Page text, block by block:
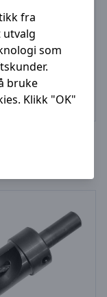
fra
utvalg
som
bruke
Klikk "OK"